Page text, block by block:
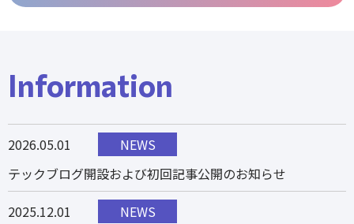
Information
2026.05.01
NEWS
テックブログ開設および初回記事公開のお知らせ
2025.12.01
NEWS